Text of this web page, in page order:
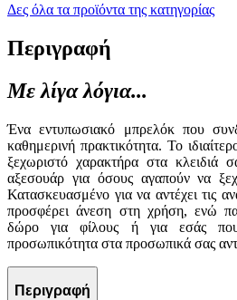
Δες όλα τα προϊόντα της κατηγορίας
Περιγραφή
Με λίγα λόγια...
Ένα εντυπωσιακό μπρελόκ που
καθημερινή πρακτικότητα. Το
ξεχωριστό χαρακτήρα στα κλειδιά
αξεσουάρ για όσους αγαπούν να
Κατασκευασμένο για να αντέχει τις
προσφέρει άνεση στη χρήση, ενώ
δώρο για φίλους ή για εσάς
προσωπικότητα στα προσωπικά σας
Περιγραφή